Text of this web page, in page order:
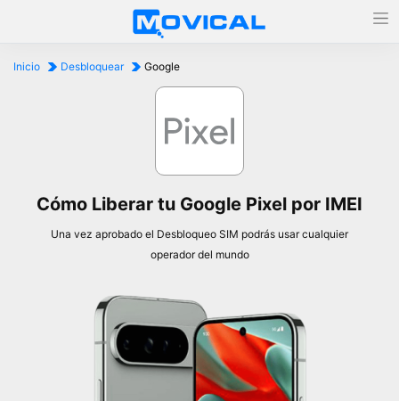
Inicio Desbloquear Google
Cómo Liberar tu Google Pixel por IMEI
Una vez aprobado el Desbloqueo SIM podrás usar cualquier
operador del mundo